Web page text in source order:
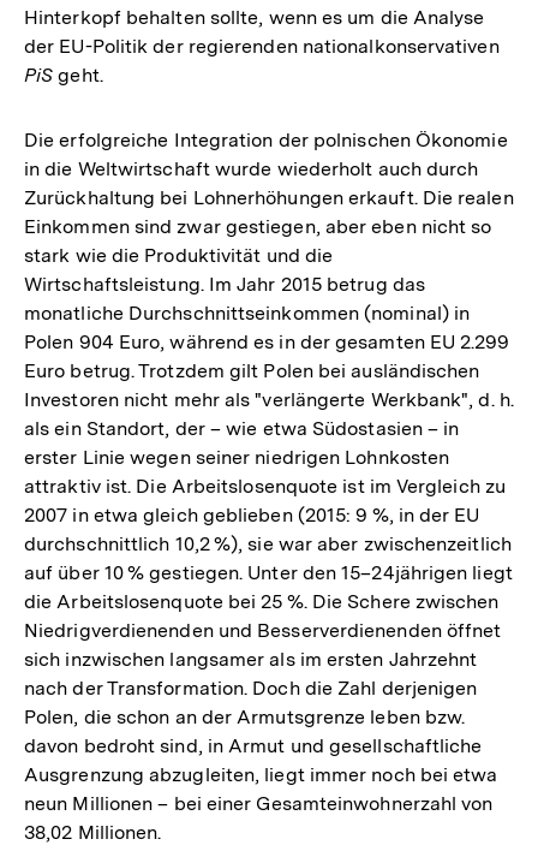
Hinterkopf behalten sollte, wenn es um die Analyse
der EU-Politik der regierenden nationalkonservativen
PiSgeht.
Die erfolgreiche Integration der polnischen Ökonomie
in die Weltwirtschaft wurde wiederholt auch durch
Zurückhaltung bei Lohnerhöhungen erkauft. Die realen
Einkommen sind zwar gestiegen, aber eben nicht so
stark wie die Produktivität und die
Wirtschaftsleistung. Im Jahr 2015 betrug das
monatliche Durchschnittseinkommen (nominal) in
Polen 904 Euro, während es in der gesamten EU 2.299
Euro betrug. Trotzdem gilt Polen bei ausländischen
Investoren nicht mehr als "verlängerte Werkbank", d. h.
als ein Standort, der – wie etwa Südostasien – in
erster Linie wegen seiner niedrigen Lohnkosten
attraktiv ist. Die Arbeitslosenquote ist im Vergleich zu
2007 in etwa gleich geblieben (2015: 9 %, in der EU
durchschnittlich 10,2 %), sie war aber zwischenzeitlich
auf über 10 % gestiegen. Unter den 15–24jährigen liegt
die Arbeitslosenquote bei 25 %. Die Schere zwischen
Niedrigverdienenden und Besserverdienenden öffnet
sich inzwischen langsamer als im ersten Jahrzehnt
nach der Transformation. Doch die Zahl derjenigen
Polen, die schon an der Armutsgrenze leben bzw.
davon bedroht sind, in Armut und gesellschaftliche
Ausgrenzung abzugleiten, liegt immer noch bei etwa
neun Millionen – bei einer Gesamteinwohnerzahl von
38,02 Millionen.